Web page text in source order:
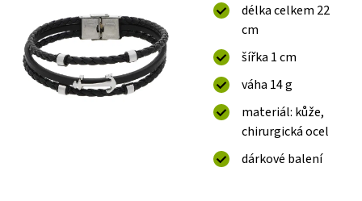
délka celkem 22
cm
šířka 1 cm
váha 14 g
materiál: kůže,
chirurgická ocel
dárkové balení